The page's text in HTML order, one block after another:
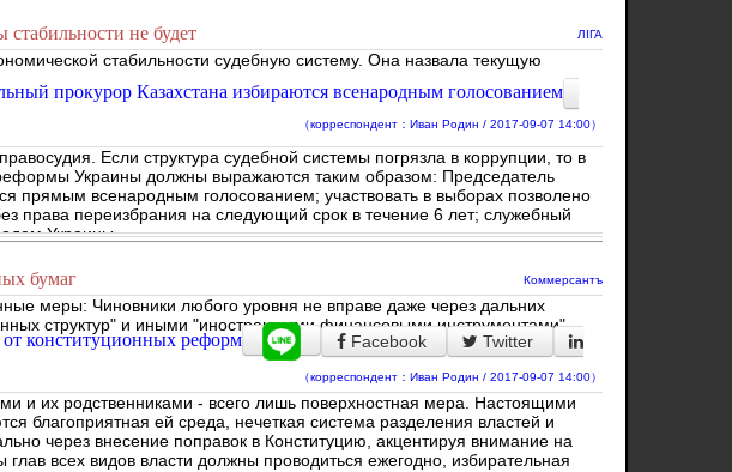
не будет ЛІГА
стабильности судебную систему. Она назвала текущую
прокурор Казахстана избираются всенародным голосованием
（корреспондент：Иван Родин / 2017-09-07 14:00）
Если структура судебной системы погрязла в коррупции, то в
Украины должны выражаются таким образом: Председатель
прямым всенародным голосованием; участвовать в выборах позволено
права переизбрания на следующий срок в течение 6 лет; служебный
Украины.
бумаг Коммерсантъ
меры: Чиновники любого уровня не вправе даже через дальних
структур" и иными "иностранными финансовыми инструментами".
конституционных реформ Facebook
Twitter
（корреспондент：Иван Родин / 2017-09-07 14:00）
и их родственниками - всего лишь поверхностная мера. Настоящими
благоприятная ей среда, нечеткая система разделения властей и
через внесение поправок в Конституцию, акцентируя внимание на
всех видов власти должны проводиться ежегодно, избирательная